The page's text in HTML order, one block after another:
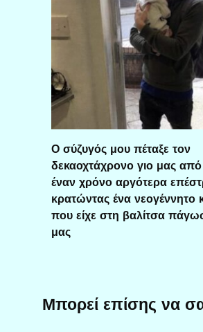
Ο σύζυγός μου πέταξε τον
δεκαοχτάχρονο γιο μας από
έναν χρόνο αργότερα
κρατώντας ένα νεογέννητο
που είχε στη βαλίτσα
μας
Μπορεί επίσης να